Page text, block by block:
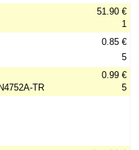
51.90 €
1
0.85 €
5
TR
0.99 €
5